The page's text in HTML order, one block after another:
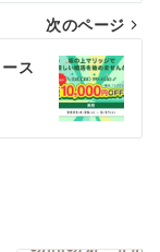
次のページ
ス